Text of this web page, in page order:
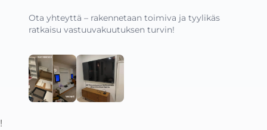
Ota yhteyttä – rakennetaan toimiva ja tyylikäs
ratkaisu vastuuvakuutuksen turvin!
!